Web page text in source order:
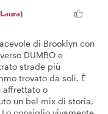
Laura)
di Brooklyn con
DUMBO e
strade più
trovato da soli. È
affrettato o
un bel mix di storia,